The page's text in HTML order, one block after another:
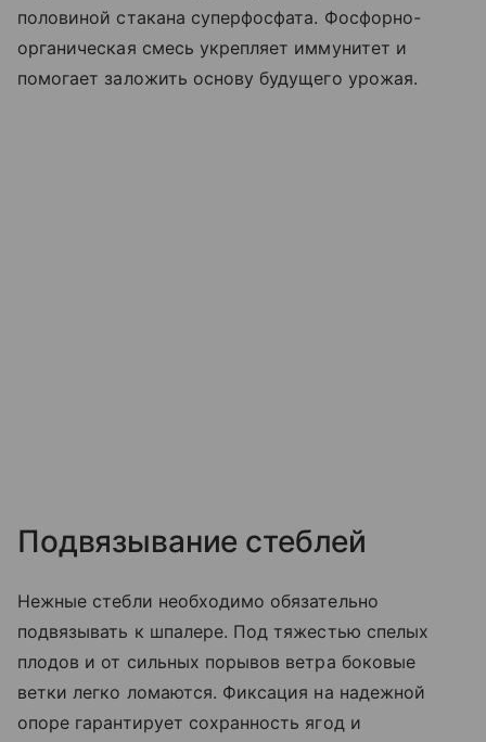
половиной стакана суперфосфата. Фосфорно-
органическая смесь укрепляет иммунитет и
помогает заложить основу будущего урожая.
Подвязывание стеблей
Нежные стебли необходимо обязательно
подвязывать к шпалере. Под тяжестью спелых
плодов и от сильных порывов ветра боковые
ветки легко ломаются. Фиксация на надежной
опоре гарантирует сохранность ягод и